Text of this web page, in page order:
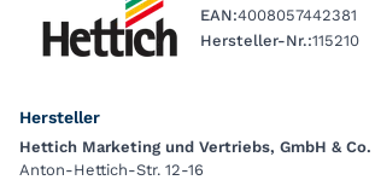
EAN:4008057442381
Hersteller-Nr.:115210
Hersteller
Hettich Marketing und Vertriebs, GmbH & Co.
Anton-Hettich-Str. 12-16